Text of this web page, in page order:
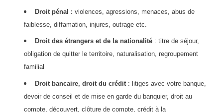
Droit pénal :violences, agressions, menaces, abus de
faiblesse, diffamation, injures, outrage etc.
Droit des étrangers et de la nationalité : titre de séjour,
obligation de quitter le territoire, naturalisation, regroupement
familial
Droit bancaire, droit du crédit : litiges avec votre banque,
devoir de conseil et de mise en garde du banquier, droit au
compte, découvert, clôture de compte, crédit à la